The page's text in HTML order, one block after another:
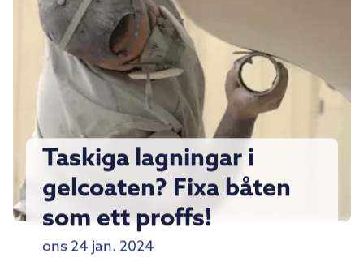
Taskiga lagningar i
gelcoaten? Fixa båten
som ett proffs!
ons 24 jan. 2024